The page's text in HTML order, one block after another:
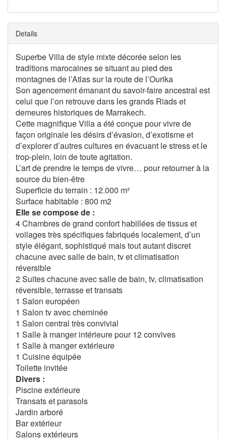
Details
Superbe Villa de style mixte décorée selon les
traditions marocaines se situant au pied des
montagnes de l’Atlas sur la route de l’Ourika
Son agencement émanant du savoir-faire ancestral est
celui que l’on retrouve dans les grands Riads et
demeures historiques de Marrakech.
Cette magnifique Villa a été conçue pour vivre de
façon originale les désirs d’évasion, d’exotisme et
d’explorer d’autres cultures en évacuant le stress et le
trop-plein, loin de toute agitation.
L’art de prendre le temps de vivre… pour retourner à la
source du bien-être
Superficie du terrain : 12.000 m²
Surface habitable : 800 m2
Elle se compose de :
4 Chambres de grand confort habillées de tissus et
voilages très spécifiques fabriqués localement, d’un
style élégant, sophistiqué mais tout autant discret
chacune avec salle de bain, tv et climatisation
réversible
2 Suites chacune avec salle de bain, tv, climatisation
réversible, terrasse et transats
1 Salon européen
1 Salon tv avec cheminée
1 Salon central très convivial
1 Salle à manger intérieure pour 12 convives
1 Salle à manger extérieure
1 Cuisine équipée
Toilette invitée
Divers :
Piscine extérieure
Transats et parasols
Jardin arboré
Bar extérieur
Salons extérieurs